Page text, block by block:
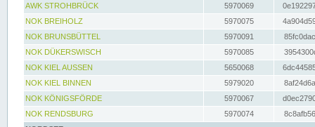
AWK STROHBRÜCK
5970069
NOK BREIHOLZ
5970075
NOK BRUNSBÜTTEL
5970091
NOK DÜKERSWISCH
5970085
NOK KIEL AUSSEN
5650068
NOK KIEL BINNEN
5979020
NOK KÖNIGSFÖRDE
5970067
NOK RENDSBURG
5970074